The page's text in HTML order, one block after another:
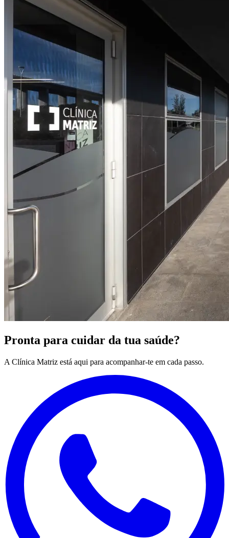
Pronta para cuidar da tua saúde?
A Clínica Matriz está aqui para acompanhar-te em cada passo.